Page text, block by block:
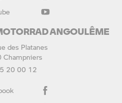
ANGOULÊME
des Platanes
Champniers
20 00 12